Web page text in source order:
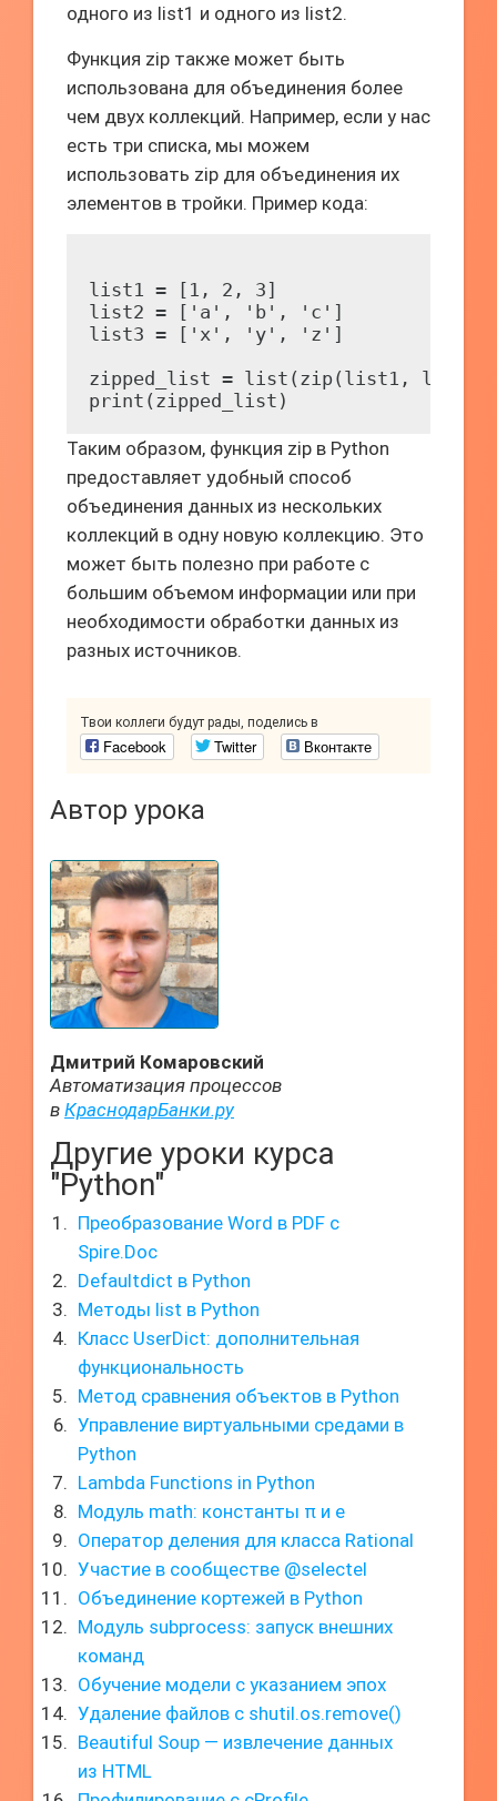
одного из list1 и одного из list2.
Функция zip также может быть
использована для объединения более
чем двух коллекций. Например, если у нас
есть три списка, мы можем
использовать zip для объединения их
элементов в тройки. Пример кода:
list1 = [1, 2, 3]
list2 = ['a', 'b', 'c']
list3 = ['x', 'y', 'z']
zipped_list = list(zip(list1,
Таким образом, функция zip в Python
предоставляет удобный способ
объединения данных из нескольких
коллекций в одну новую коллекцию. Это
может быть полезно при работе с
большим объемом информации или при
необходимости обработки данных из
разных источников.
Твои коллеги будут рады, поделись в
Facebook Twitter Вконтакте
Автор урока
Дмитрий Комаровский
Автоматизация процессов
в КраснодарБанки.ру
Другие уроки курса
"Python"
Преобразование Word в PDF с
Spire.Doc
Defaultdict в Python
Методы list в Python
Класс UserDict: дополнительная
функциональность
Метод сравнения объектов в Python
Управление виртуальными средами в
Python
Lambda Functions in Python
Модуль math: константы π и e
Оператор деления для класса Rational
Участие в сообществе @selectel
Объединение кортежей в Python
Модуль subprocess: запуск внешних
команд
Обучение модели с указанием эпох
Удаление файлов с shutil.os.remove()
Beautiful Soup — извлечение данных
из HTML